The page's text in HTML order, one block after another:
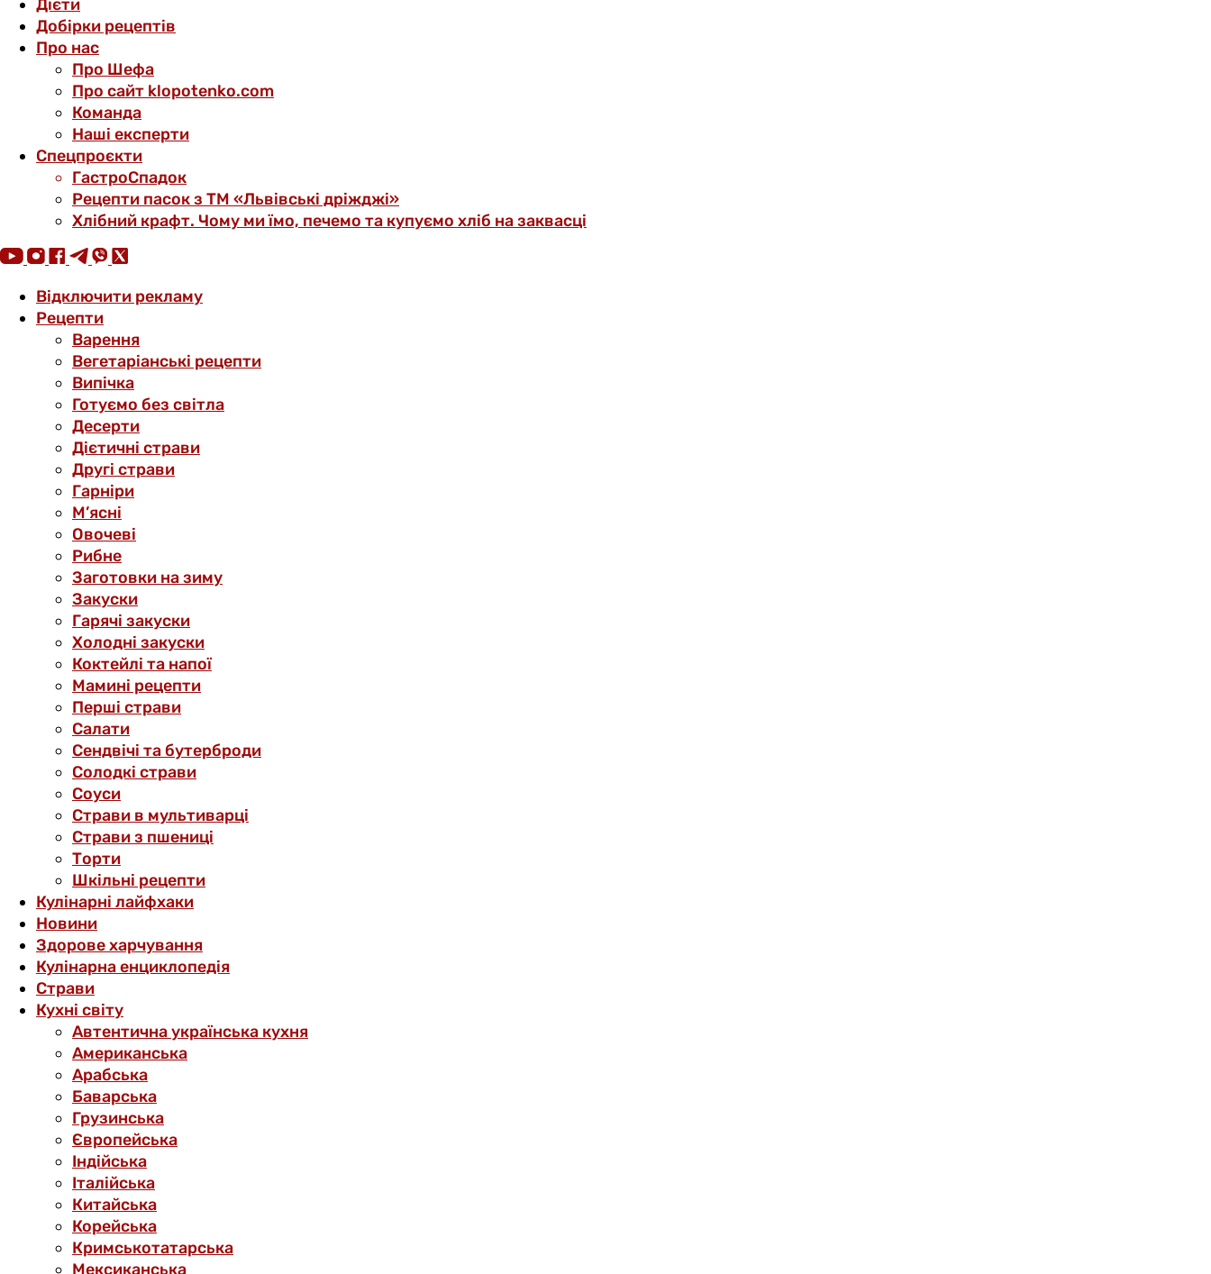
Дієти
Добірки рецептів
Про нас
Про Шефа
Про сайт klopotenko.com
Команда
Наші експерти
Спецпроєкти
ГастроСпадок
Рецепти пасок з ТМ «Львівські дріжджі»
Хлібний крафт. Чому ми їмо, печемо та купуємо хліб на заквасці
Відключити рекламу
Рецепти
Варення
Вегетаріанські рецепти
Випічка
Готуємо без світла
Десерти
Дієтичні страви
Другі страви
Гарніри
М’ясні
Овочеві
Рибне
Заготовки на зиму
Закуски
Гарячі закуски
Холодні закуски
Коктейлі та напої
Мамині рецепти
Перші страви
Салати
Сендвічі та бутерброди
Солодкі страви
Соуси
Страви в мультиварці
Страви з пшениці
Торти
Шкільні рецепти
Кулінарні лайфхаки
Новини
Здорове харчування
Кулінарна енциклопедія
Страви
Кухні світу
Автентична українська кухня
Американська
Арабська
Баварська
Грузинська
Європейська
Індійська
Італійська
Китайська
Корейська
Кримськотатарська
Мексиканська